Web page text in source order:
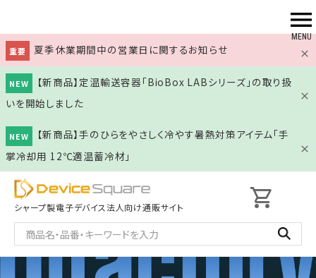
重要 夏季休業期間中の営業日に関するお知らせ
NEW
【新商品】定温輸送容器「BioBox LABシリーズ」の取り扱
いを開始しました
NEW
【新商品】手のひらをやさしく冷やす暑熱対策アイテム「手
掌冷却用 12℃適温蓄冷材」
シャープ製電子デバイス法人向け通販サイト shopping_cart